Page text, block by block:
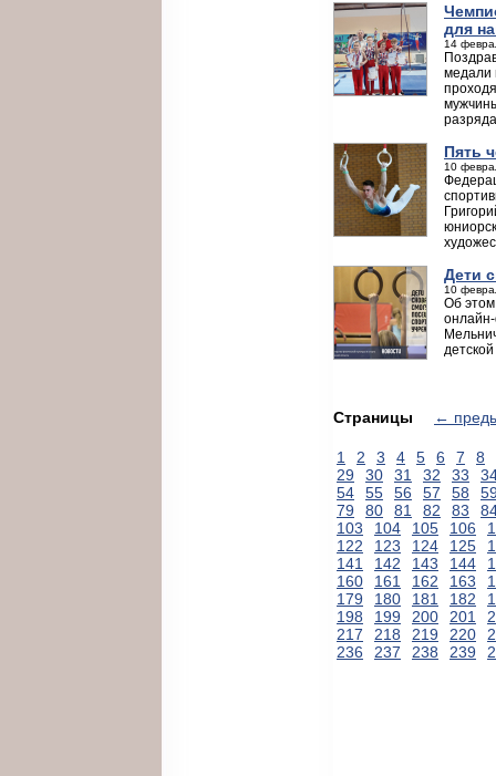
для
14
медали
Пять
10
Дети
10
Об
Страницы ←
1 2 3 4 5 6 7
8
29
30 31 32 33
54
55 56 57 58
79
80 81 82 83
103
104 105 106
122
123 124 125
141
142 143 144
160
161 162 163
179
180 181 182
198
199 200 201
217
218 219 220
236
237 238 239